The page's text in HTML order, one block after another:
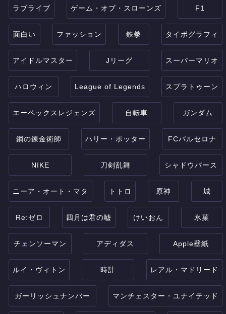
ラブライブ ゲーム・オブ・スローンズ F1
面白い ファッション 鉄拳 タイポグラフィ
アイドルマスター Jリーグ スーパーマリオ
ハロウィン League of Legends スプラトゥーン
エーペックスレジェンズ 自転車 ガンダム
鋼の錬金術師 ハリー・ポッター FCバルセロナ
NIKE 刀剣乱舞 シャドウバース
ニーア・オート・マタ トトロ 原神 城
Re:ゼロ 四月は君の嘘 けいおん 氷菓
チェンソーマン アディダス Apple壁紙
ルイ・ヴィトン 時計 レアル・マドリード
ガーリッシュナンバー マンチェスター・ユナイテッド